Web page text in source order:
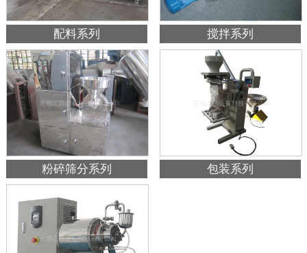
配料系列 搅拌系列
粉碎筛分系列 包装系列